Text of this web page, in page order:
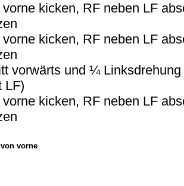
kicken, RF neben LF
kicken, RF neben LF
vorwärts und ¼
LF)
kicken, RF neben LF
vorne